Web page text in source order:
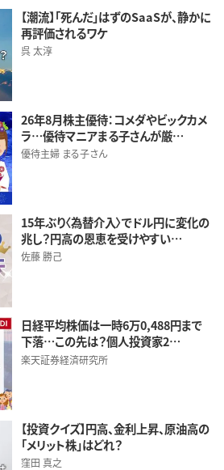
【潮流】「死んだ」はずのSaaSが、静かに
再評価されるワケ
呉 太淳
26年8月株主優待：コメダやビックカメ
ラ…優待マニアまる子さんが厳…
優待主婦 まる子さん
15年ぶり〈為替介入〉でドル円に変化の
兆し？円高の恩恵を受けやすい…
佐藤 勝己
日経平均株価は一時6万0,488円まで
下落…この先は？個人投資家2…
楽天証券経済研究所
【投資クイズ】円高、金利上昇、原油高の
「メリット株」はどれ？
窪田 真之